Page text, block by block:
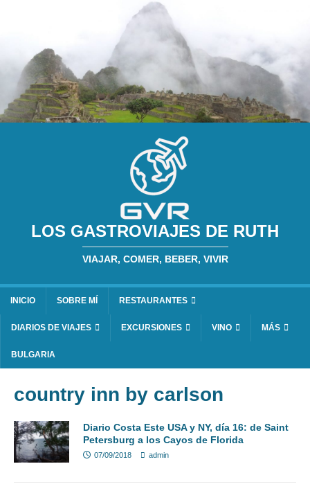
LOS GASTROVIAJES DE RUTH
VIAJAR, COMER, BEBER, VIVIR
INICIO SOBRE MÍ RESTAURANTES
DIARIOS DE VIAJES EXCURSIONES VINO MÁS
BULGARIA
country inn by carlson
Diario Costa Este USA y NY, día 16: de Saint
Petersburg a los Cayos de Florida
07/09/2018 admin